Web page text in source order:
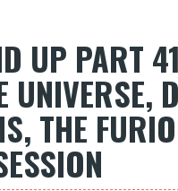
UP PART
UNIVERSE,
THE